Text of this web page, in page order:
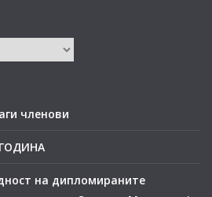
членови
на дипломираните